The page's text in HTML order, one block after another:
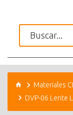
Materiales
DVP-06 Lente